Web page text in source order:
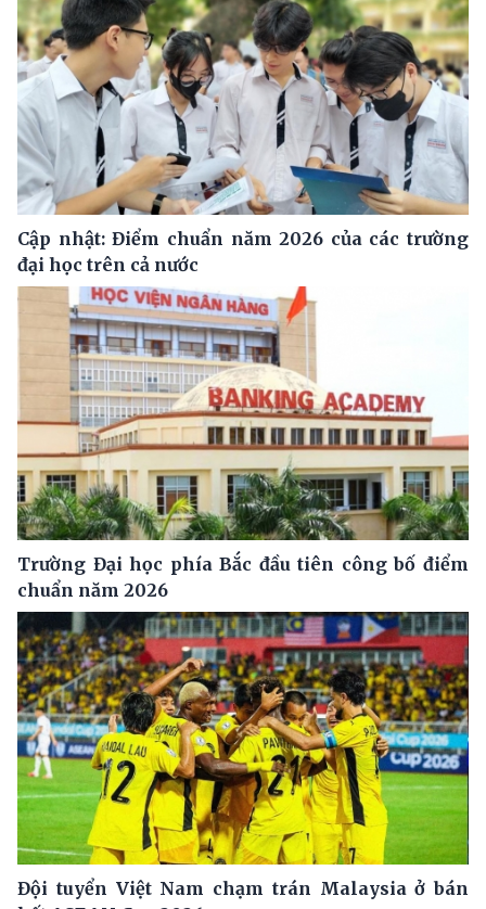
Cập nhật: Điểm chuẩn năm 2026 của các trường
đại học trên cả nước
Trường Đại học phía Bắc đầu tiên công bố điểm
chuẩn năm 2026
Đội tuyển Việt Nam chạm trán Malaysia ở bán